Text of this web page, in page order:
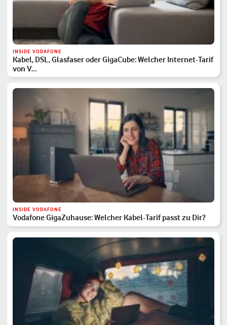
INSIDE VODAFONE
Kabel, DSL, Glasfaser oder GigaCube: Welcher Internet-Tarif
von V…
INSIDE VODAFONE
Vodafone GigaZuhause: Welcher Kabel-Tarif passt zu Dir?